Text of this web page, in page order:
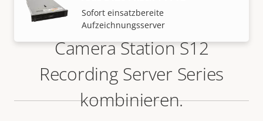
Lässt sich perfekt mit AXIS
Camera Station S12
Recording Server Series
kombinieren.
Sofort einsatzbereite
Aufzeichnungsserver